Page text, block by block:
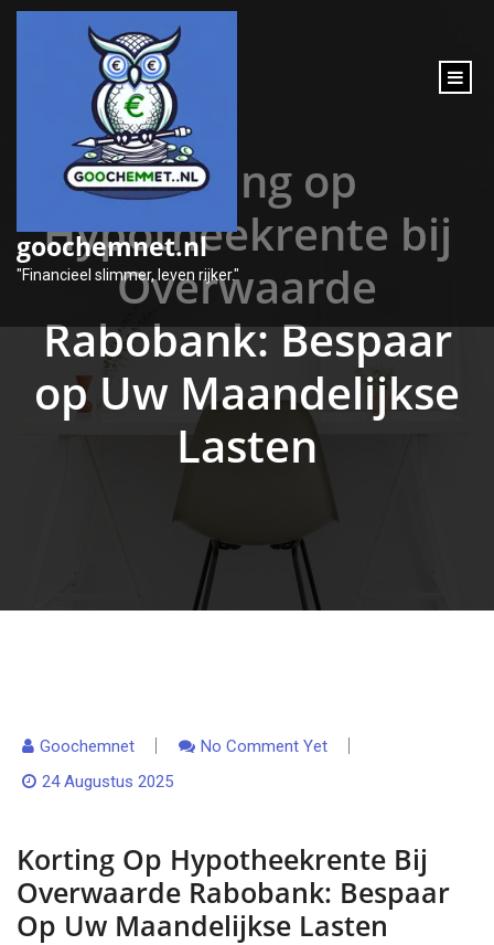
inhoud
goochemnet.nl
"Financieel slimmer, leven rijker."
Korting op
Hypotheekrente bij
Overwaarde
Rabobank: Bespaar
op Uw Maandelijkse
Lasten
Goochemnet
No Comment Yet
24 Augustus 2025
Korting Op Hypotheekrente Bij
Overwaarde Rabobank: Bespaar
Op Uw Maandelijkse Lasten